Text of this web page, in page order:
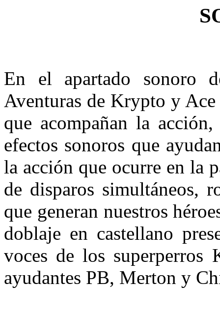
En el apartado sonoro
Aventuras de Krypto y Ace
que acompañan la
efectos sonoros que
la acción que ocurre en la
de disparos simultáneos,
que generan nuestros
doblaje en castellano
voces de los superperros
ayudantes PB, Merton y